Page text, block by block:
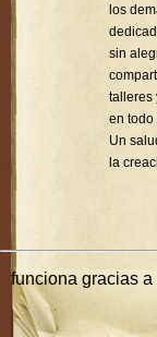
los
sin
talleres
en todo
Un
la
funciona gracias a